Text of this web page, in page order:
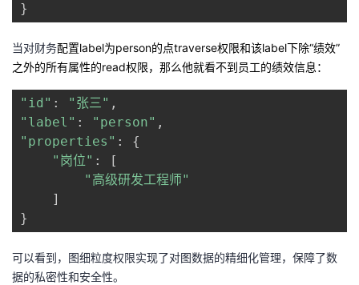
}
当对财务配置label为person的点traverse权限和该label下除“绩效”
之外的所有属性的read权限， 那么他就看不到员工的绩效信息：
"id" : "张三" ,
"label" : "person" ,
"properties" :
{
"岗位" :
[
"高级研发工程师"
]
}
可以看到，图细粒度权限实现了对图数据的精细化管理，保障了数
据的私密性和安全性。